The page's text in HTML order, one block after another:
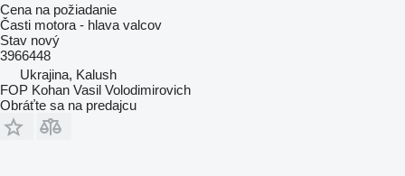
Cena na požiadanie
Časti motora - hlava valcov
Stav nový
3966448
Ukrajina, Kalush
FOP Kohan Vasil Volodimirovich
Obráťte sa na predajcu